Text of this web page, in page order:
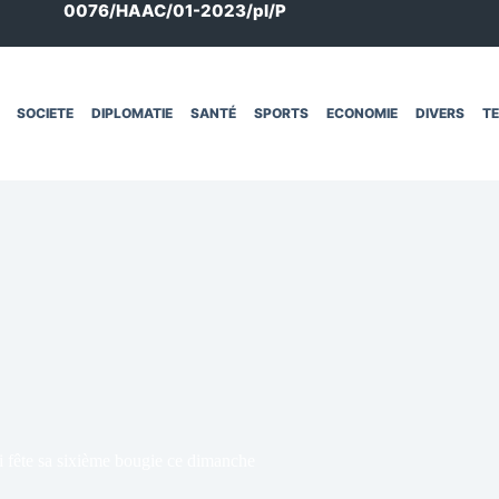
0076/HAAC/01-2023/pl/P
SOCIETE DIPLOMATIE SANTÉ SPORTS ECONOMIE DIVERS